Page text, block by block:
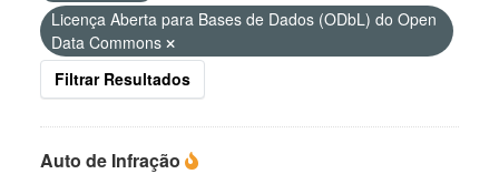
Licença Aberta para Bases de Dados (ODbL) do Open
Data Commons
Filtrar Resultados
Auto de Infração